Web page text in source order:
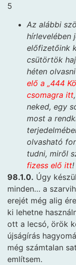
5
Az alábbi
hírlevelében
előfizetőink
csütörtök
héten
elő a „444
csomagra itt
neked, egy
most a
olvasható
tudni, miről
fizess elő itt!
98.1.0. Úgy
minden… a
erejét még alig
ki lehetne
ott a lecsó, örök
újságírás
még számtalan
említsem.